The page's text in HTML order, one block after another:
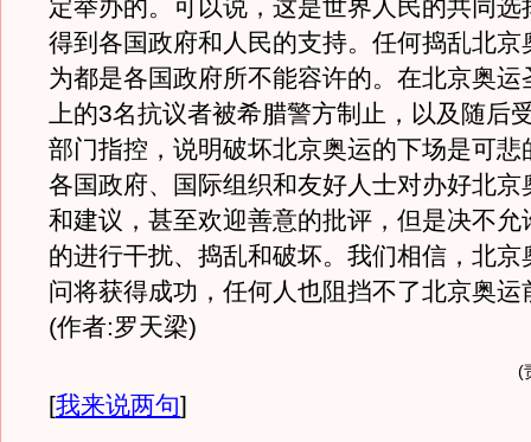
定举办的。可以说，这是世界人民的共同选
得到各国政府和人民的支持。任何捣乱北京
为都是各国政府所不能容许的。在北京奥运
上的3名抗议者被希腊警方制止，以及随后
部门指控，说明破坏北京奥运的下场是可悲
各国政府、国际组织和友好人士对办好北京
和建议，甚至欢迎善意的批评，但是决不允
的进行干扰、捣乱和破坏。我们相信，北京
问将获得成功，任何人也阻挡不了北京奥运
(作者:罗天梁)
(
[我来说两句]